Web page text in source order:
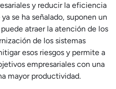
y reducir la eficiencia
se ha señalado, suponen un
atraer la atención de los
de los sistemas
esos riesgos y permite a
empresariales con una
mayor productividad.